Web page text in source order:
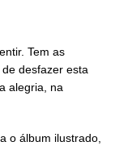
Tem as
desfazer esta
alegria, na
o álbum ilustrado,